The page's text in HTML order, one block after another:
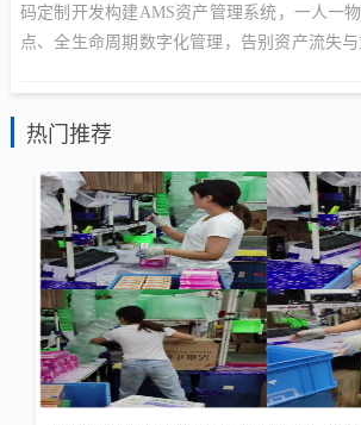
码定制开发构建AMS资产管理系统，一人一
点、全生命周期数字化管理，告别资产流失与
热门推荐